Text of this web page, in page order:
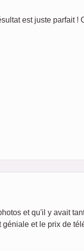
est juste parfait !
et qu'il y avait
et le prix de